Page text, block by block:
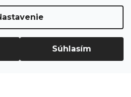
Súhlasím
Vytvoril Shoptet